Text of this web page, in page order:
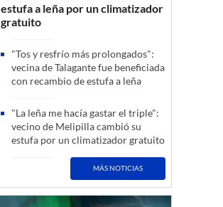
estufa a leña por un climatizador
gratuito
"Tos y resfrío más prolongados":
vecina de Talagante fue beneficiada
con recambio de estufa a leña
"La leña me hacía gastar el triple":
vecino de Melipilla cambió su
estufa por un climatizador gratuito
MÁS NOTICIAS